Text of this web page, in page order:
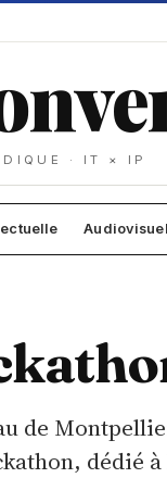
· IT × IP
de
dédié